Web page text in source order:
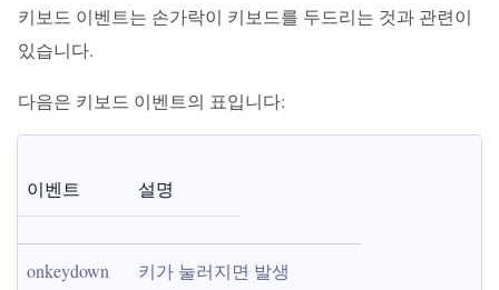
키보드 이벤트는 손가락이 키보드를 두드리는 것과 관련이
있습니다.
다음은 키보드 이벤트의 표입니다:
이벤트 설명
onkeydown 키가 눌러지면 발생